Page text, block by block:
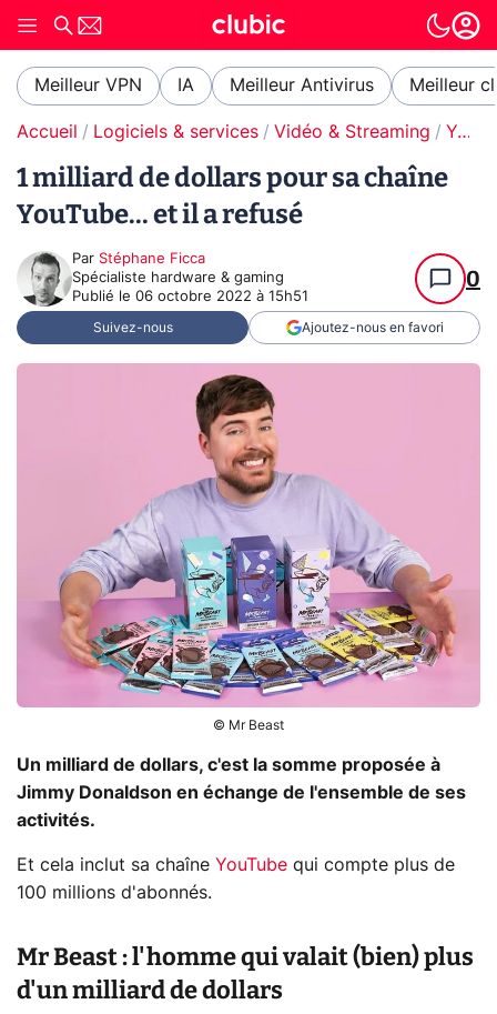
Meilleur VPN IA Meilleur Antivirus Meilleur
Accueil Logiciels & services Vidéo & Streaming YouTube
1 milliard de dollars pour sa chaîne
YouTube... et il a refusé
Par Stéphane Ficca
Spécialiste hardware & gaming
Publié le 06 octobre 2022 à 15h51
0
Suivez-nous Ajoutez-nous en favori
© Mr Beast
Un milliard de dollars, c'est la somme proposée à
Jimmy Donaldson en échange de l'ensemble de ses
activités.
Et cela inclut sa chaîne YouTube qui compte plus de
100 millions d'abonnés.
Mr Beast : l'homme qui valait (bien) plus
d'un milliard de dollars